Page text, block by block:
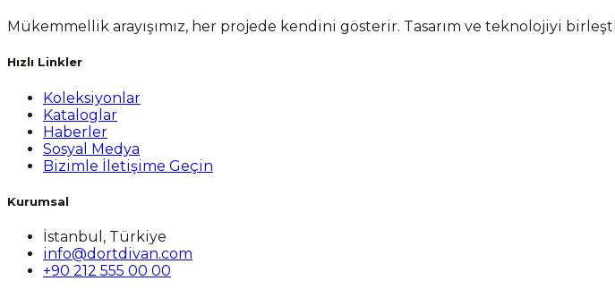
Mükemmellik arayışımız, her projede kendini gösterir. Tasarım ve teknolojiyi
Hızlı Linkler
Koleksiyonlar
Kataloglar
Haberler
Sosyal Medya
Bizimle İletişime Geçin
Kurumsal
İstanbul, Türkiye
info@dortdivan.com
+90 212 555 00 00